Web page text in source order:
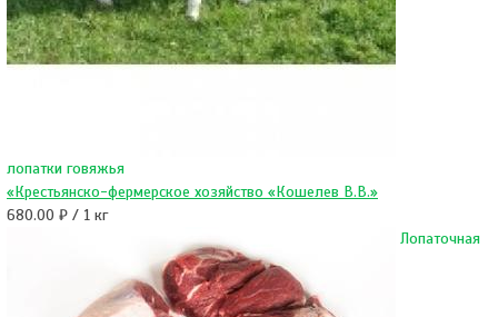
лопатки говяжья
«Крестьянско-фермерское хозяйство «Кошелев В.В.»
680.00 ₽ / 1 кг
Лопаточная